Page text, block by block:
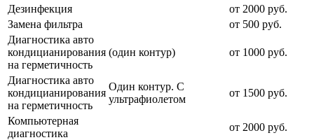
Дезинфекция
от 2000 руб.
Замена фильтра
от 500 руб.
Диагностика авто
кондицианирования
на герметичность
(один контур) от 1000 руб.
Диагностика авто
кондицианирования
на герметичность
Один контур. С
ультрафиолетом
от 1500 руб.
Компьютерная
диагностика
от 2000 руб.